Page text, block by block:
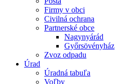
Firmy v obci
Civilná ochrana
Partnerské obce
Nagynyárád
Győrsövényház
Zvoz odpadu
Úrad
Úradná tabuľa
Voľby